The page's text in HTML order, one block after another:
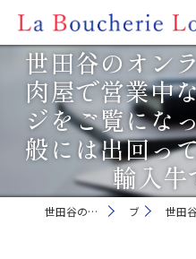
世田谷のオン
肉屋で営業中
ジをご覧にな
般には出回っ
輸入牛
世田谷の肉屋ならLa Boucherie Louis ブログ 世田谷のオンライ